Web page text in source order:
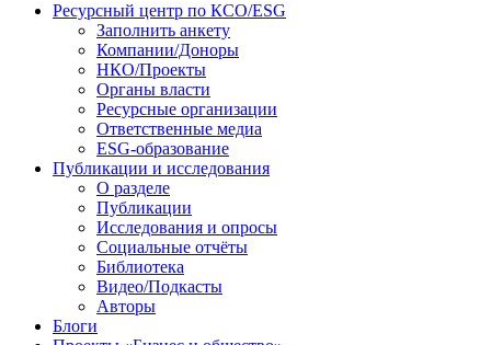
Ресурсный центр по КСО/ESG
Заполнить анкету
Компании/Доноры
НКО/Проекты
Органы власти
Ресурсные организации
Ответственные медиа
ESG-образование
Публикации и исследования
О разделе
Публикации
Исследования и опросы
Социальные отчёты
Библиотека
Видео/Подкасты
Авторы
Блоги